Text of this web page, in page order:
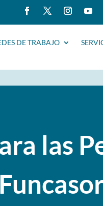
DE TRABAJO
las